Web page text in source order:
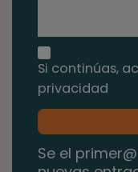
Si continúas,
privacidad
Se el